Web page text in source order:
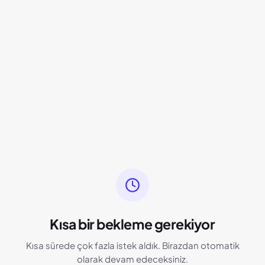
Kısa bir bekleme gerekiyor
Kısa sürede çok fazla istek aldık. Birazdan otomatik
olarak devam edeceksiniz.